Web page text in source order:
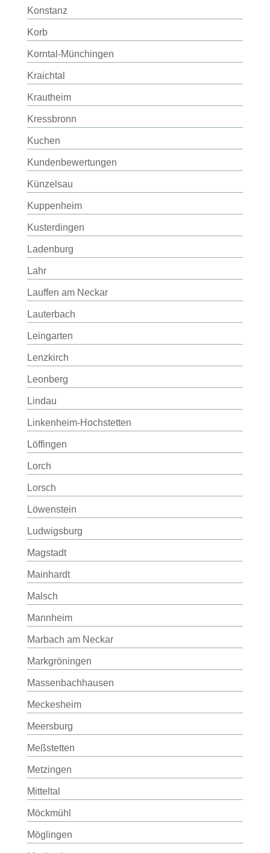
Konstanz
Korb
Korntal-Münchingen
Kraichtal
Krautheim
Kressbronn
Kuchen
Kundenbewertungen
Künzelsau
Kuppenheim
Kusterdingen
Ladenburg
Lahr
Lauffen am Neckar
Lauterbach
Leingarten
Lenzkirch
Leonberg
Lindau
Linkenheim-Hochstetten
Löffingen
Lorch
Lorsch
Löwenstein
Ludwigsburg
Magstadt
Mainhardt
Malsch
Mannheim
Marbach am Neckar
Markgröningen
Massenbachhausen
Meckesheim
Meersburg
Meßstetten
Metzingen
Mitteltal
Möckmühl
Möglingen